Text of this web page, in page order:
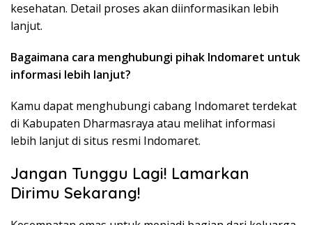
kesehatan. Detail proses akan diinformasikan lebih
lanjut.
Bagaimana cara menghubungi pihak Indomaret untuk
informasi lebih lanjut?
Kamu dapat menghubungi cabang Indomaret terdekat
di Kabupaten Dharmasraya atau melihat informasi
lebih lanjut di situs resmi Indomaret.
Jangan Tunggu Lagi! Lamarkan
Dirimu Sekarang!